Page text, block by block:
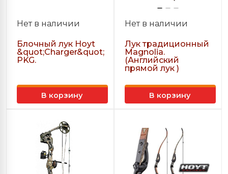
Нет в наличии
Блочный лук Hoyt
&quot;Charger&quot;
PKG.
В корзину
Нет в наличии
Лук традиционный
Magnolia.
(Английский
прямой лук )
В корзину